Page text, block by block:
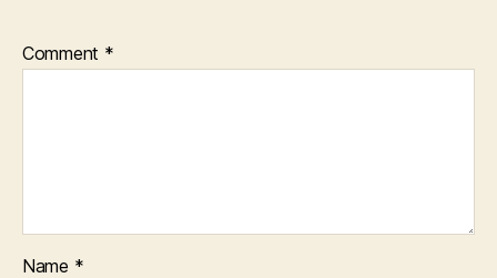
Comment *
Name *